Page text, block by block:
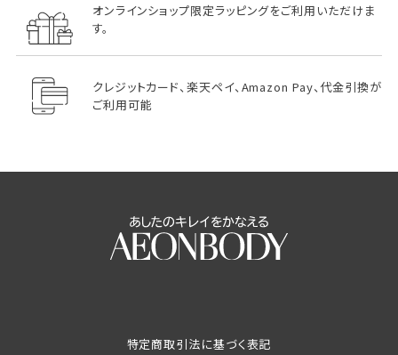
オンラインショップ限定ラッピングをご利用いただけま
す。
クレジットカード、楽天ペイ、Amazon Pay、代金引換が
ご利用可能
特定商取引法に基づく表記